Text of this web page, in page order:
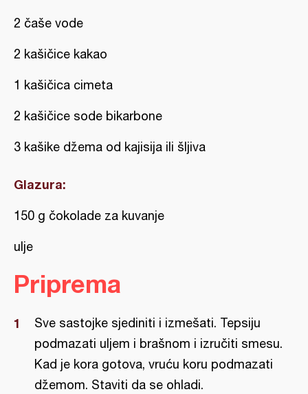
2 čaše vode
2 kašičice kakao
1 kašičica cimeta
2 kašičice sode bikarbone
3 kašike džema od kajisija ili šljiva
Glazura:
150 g čokolade za kuvanje
ulje
Priprema
Sve sastojke sjediniti i izmešati. Tepsiju
podmazati uljem i brašnom i izručiti smesu.
Kad je kora gotova, vruću koru podmazati
džemom. Staviti da se ohladi.